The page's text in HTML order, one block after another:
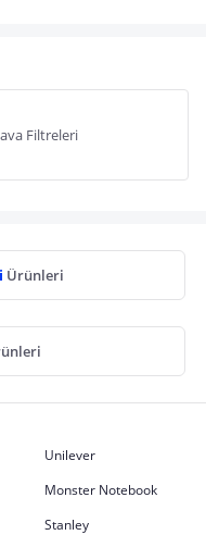
Filtreleri
Ürünleri
Unilever
Monster Notebook
Stanley